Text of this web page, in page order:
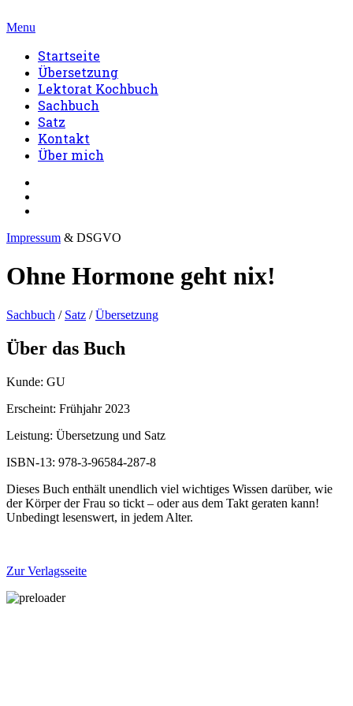
Menu
Startseite
Übersetzung
Lektorat Kochbuch
Sachbuch
Satz
Kontakt
Über mich
Impressum & DSGVO
Ohne Hormone geht nix!
Sachbuch / Satz /Übersetzung
Über das Buch
Kunde: GU
Erscheint: Frühjahr 2023
Leistung: Übersetzung und Satz
ISBN-13: 978-3-96584-287-8
Dieses Buch enthält unendlich viel wichtiges Wissen darüber, wie
der Körper der Frau so tickt – oder aus dem Takt geraten kann!
Unbedingt lesenswert, in jedem Alter.
Zur Verlagsseite